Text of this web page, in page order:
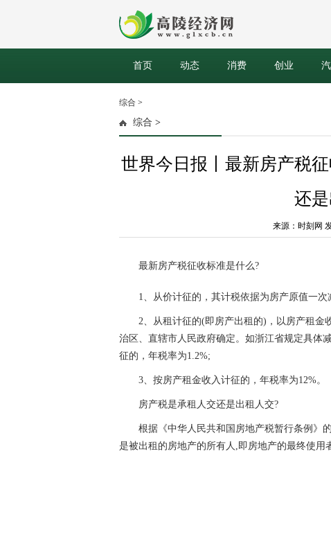
首页 动态 消费 创业
综合 >
综合 >
世界今日报丨最新房产税
还
来源：时刻网
最新房产税征收标准是什么?
1、从价计征的，其计税依据为房产原值一次
2、从租计征的(即房产出租的)，以房产租金
治区、直辖市人民政府确定。如浙江省规定具体
征的，年税率为1.2%;
3、按房产租金收入计征的，年税率为12%。
房产税是承租人交还是出租人交?
根据《中华人民共和国房地产税暂行条例》
是被出租的房地产的所有人,即房地产的最终使用